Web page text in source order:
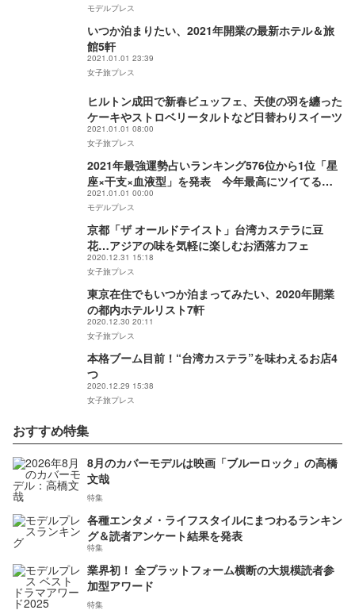
モデルプレス
いつか泊まりたい、2021年開業の最新ホテル＆旅
館5軒
2021.01.01 23:39
女子旅プレス
ヒルトン成田で新春ビュッフェ、天使の羽を纏った
ケーキやストロベリータルトなど日替わりスイーツ
2021.01.01 08:00
女子旅プレス
2021年最強運勢占いランキング576位から1位「星
座×干支×血液型」を発表 今年最高にツイてるの
は？
2021.01.01 00:00
モデルプレス
京都「ザ オールドテイスト」台湾カステラに豆
花…アジアの味を気軽に楽しむお洒落カフェ
2020.12.31 15:18
女子旅プレス
東京在住でもいつか泊まってみたい、2020年開業
の都内ホテルリスト7軒
2020.12.30 20:11
女子旅プレス
本格ブーム目前！“台湾カステラ”を味わえるお店4
つ
2020.12.29 15:38
女子旅プレス
おすすめ特集
8月のカバーモデルは映画「ブルーロック」の高橋
文哉
特集
各種エンタメ・ライフスタイルにまつわるランキン
グ＆読者アンケート結果を発表
特集
業界初！ 全プラットフォーム横断の大規模読者参
加型アワード
特集